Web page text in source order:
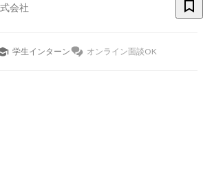
会社
学生インターン オンライン面談OK